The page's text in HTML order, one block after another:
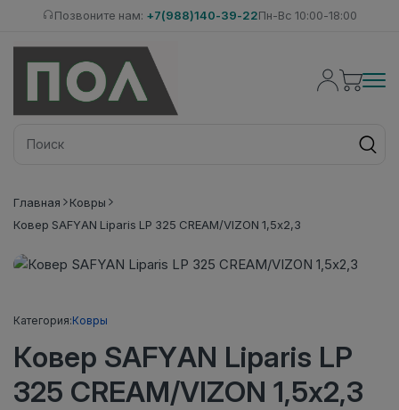
Позвоните нам: +7(988)140-39-22Пн-Вс 10:00-18:00
Главная
Ковры
Ковер SAFYAN Liparis LP 325 CREAM/VIZON 1,5х2,3
Категория:Ковры
Ковер SAFYAN Liparis LP
325 CREAM/VIZON 1,5х2,3